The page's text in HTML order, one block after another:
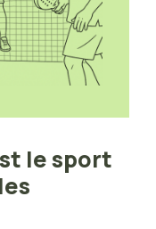
le sport